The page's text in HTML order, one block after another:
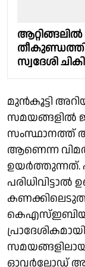
ആറ്റിങ്ങലിൽ
സ്വദേശി
മുൻകൂട്ടി
സമയങ്ങളിൽ
സംസ്ഥാനത്ത്
ആണെന്ന
ഉയർത്തുന്നത്.
ഓവർലോഡ്